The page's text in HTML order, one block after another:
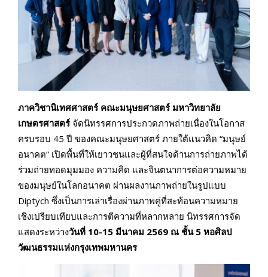
ภาควิชานิเทศศาสตร์ คณะมนุษยศาสตร์ มหาวิทยาลัย
เกษตรศาสตร์จัดนิทรรศการประกวดภาพถ่ายเนื่องในโอกาส
ครบรอบ 45 ปี ของคณะมนุษยศาสตร์ ภายใต้แนวคิด “มนุษย์
อนาคต” เปิดพื้นที่ให้เยาวชนและผู้ที่สนใจด้านการถ่ายภาพได้
ร่วมถ่ายทอดมุมมอง ความคิด และจินตนาการต่อความหมาย
ของมนุษย์ในโลกอนาคต ผ่านผลงานภาพถ่ายในรูปแบบ
Diptych ซึ่งเป็นการเล่าเรื่องผ่านภาพคู่ที่สะท้อนความหมาย
เชิงเปรียบเทียบและการตีความที่หลากหลาย นิทรรศการจัด
แสดงระหว่างวันที่ 10-15 มีนาคม 2569 ณ ชั้น 5 หอศิลป
วัฒนธรรมแห่งกรุงเทพมหานคร